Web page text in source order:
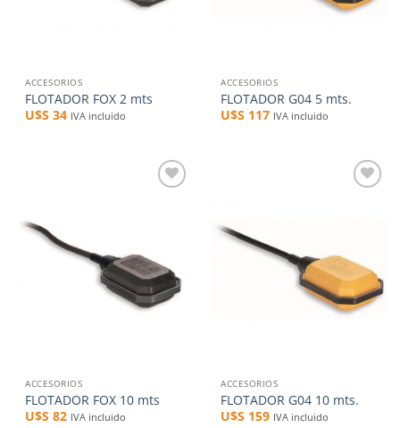
ACCESORIOS
FLOTADOR FOX 2 mts
U$S34 IVA incluido
ACCESORIOS
FLOTADOR G04 5 mts.
U$S 117 IVA incluido
ACCESORIOS
FLOTADOR FOX 10 mts
U$S82 IVA incluido
ACCESORIOS
FLOTADOR G04 10 mts.
U$S 159 IVA incluido